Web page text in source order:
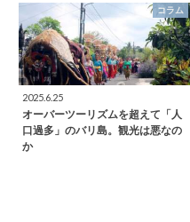
コラム
2025.6.25
オーバーツーリズムを超えて「人
口過多」のバリ島。観光は悪なの
か